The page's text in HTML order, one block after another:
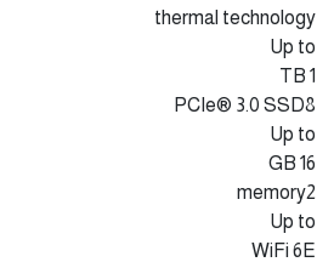
thermal technology
Up to
1 TB
PCIe® 3.0 SSD8
Up to
16 GB
memory2
Up to
WiFi 6E